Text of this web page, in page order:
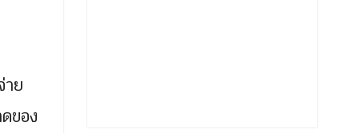
ย
ของ